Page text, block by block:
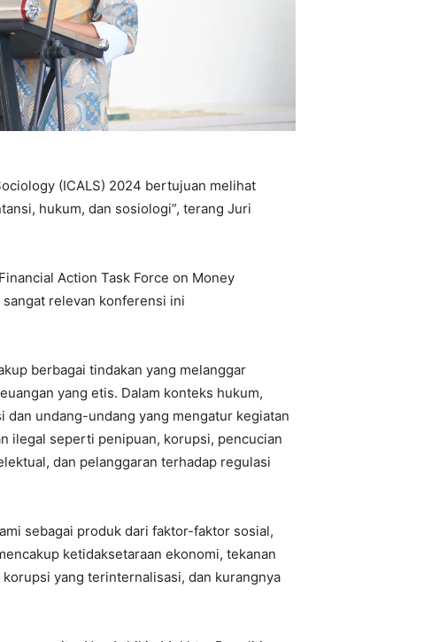
(ICALS) 2024 bertujuan melihat
hukum, dan sosiologi”, terang Juri
Action Task Force on Money
relevan konferensi ini
berbagai tindakan yang melanggar
yang etis. Dalam konteks hukum,
undang-undang yang mengatur kegiatan
ilegal seperti penipuan, korupsi, pencucian
dan pelanggaran terhadap regulasi
sebagai produk dari faktor-faktor sosial,
ketidaksetaraan ekonomi, tekanan
yang terinternalisasi, dan kurangnya